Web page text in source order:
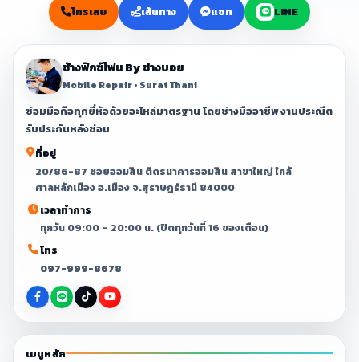
โทรเลย เส้นทาง แชท LINE
ช้างฟิกซ์โฟน By ช่างบอย
Mobile Repair • Surat Thani
ซ่อมมือถือทุกยี่ห้อด้วยอะไหล่มาตรฐาน โดยช่างมืออาชีพ งานประณีต
รับประกันหลังซ่อม
ที่อยู่
20/86-87 ซอยออมสิน ติดธนาคารออมสิน สาขาใหญ่ ใกล้
ศาลหลักเมือง อ.เมือง จ.สุราษฎร์ธานี 84000
เวลาทำการ
ทุกวัน 09:00 – 20:00 น. (ปิดทุกวันที่ 16 ของเดือน)
โทร
097-999-8678
เมนูหลัก